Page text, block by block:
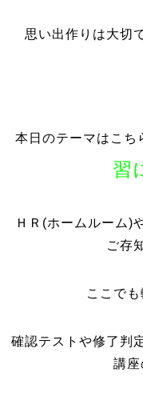
思い出作りは大切
本日のテーマはこち
習
ＨＲ(ホームルーム)
ご存
ここでも
確認テストや修了判
講座